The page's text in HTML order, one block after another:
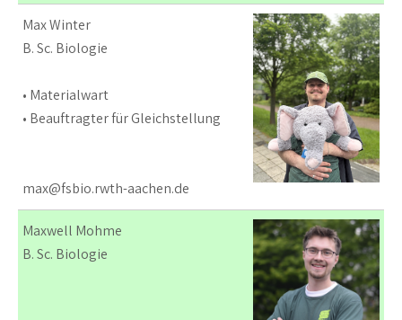
Max Winter
B. Sc. Biologie
• Materialwart
• Beauftragter für Gleichstellung
max@fsbio.rwth-aachen.de
Maxwell Mohme
B. Sc. Biologie